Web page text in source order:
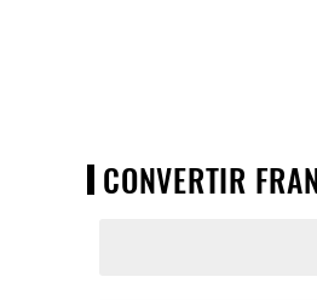
CONVERTIR